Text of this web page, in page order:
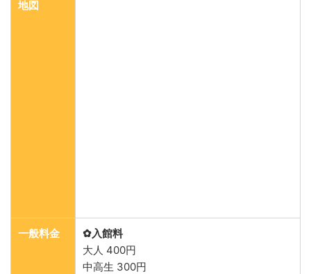
地図
一般料金
✿入館料
大人 400円
中高生 300円